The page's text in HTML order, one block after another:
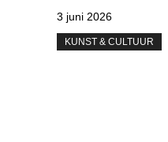
3 juni 2026
KUNST & CULTUUR